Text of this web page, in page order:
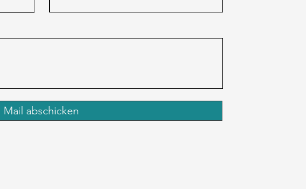
Mail abschicken